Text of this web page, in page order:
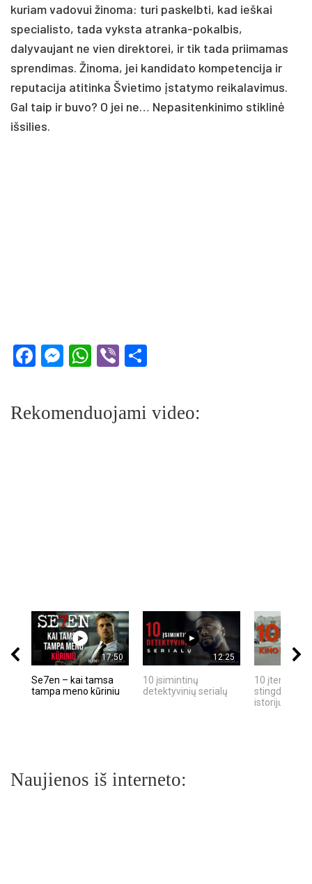
kuriam vadovui žinoma: turi paskelbti, kad ieškai
specialisto, tada vyksta atranka-pokalbis,
dalyvaujant ne vien direktorei, ir tik tada priimamas
sprendimas. Žinoma, jei kandidato kompetencija ir
reputacija atitinka Švietimo įstatymo reikalavimus.
Gal taip ir buvo? O jei ne… Nepasitenkinimo stiklinė
išsilies.
Facebook
Messenger
WhatsApp
Viber
Rekomenduojami video:
17:50
Se7en – kai tamsa
tampa meno kūriniu
12:25
10 įsimintinų
detektyvinių serialų
10 įtemptų,
stingdančių
istorijų
Naujienos iš interneto: